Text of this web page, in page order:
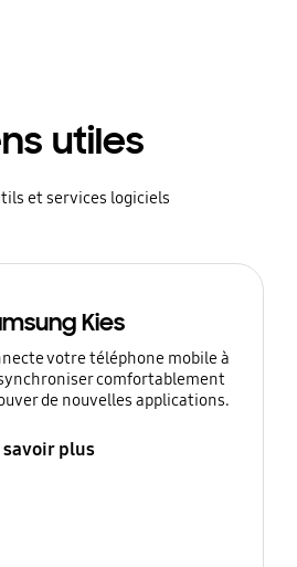
utiles
et services logiciels
Kies
votre téléphone mobile à
comfortablement
de nouvelles applications.
savoir plus